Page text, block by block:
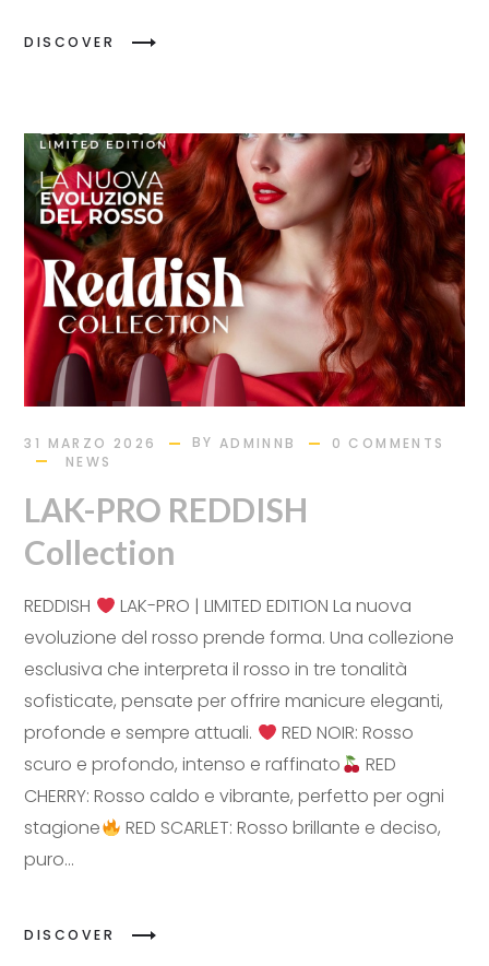
DISCOVER
31 MARZO 2026 BY ADMINNB
0 COMMENTS
NEWS
LAK-PRO REDDISH
Collection
REDDISH
LAK-PRO | LIMITED EDITION La nuova
evoluzione del rosso prende forma. Una collezione
esclusiva che interpreta il rosso in tre tonalità
sofisticate, pensate per offrire manicure eleganti,
profonde e sempre attuali.
RED NOIR: Rosso
scuro e profondo, intenso e raffinato
RED
CHERRY: Rosso caldo e vibrante, perfetto per ogni
stagione
RED SCARLET: Rosso brillante e deciso,
puro...
DISCOVER